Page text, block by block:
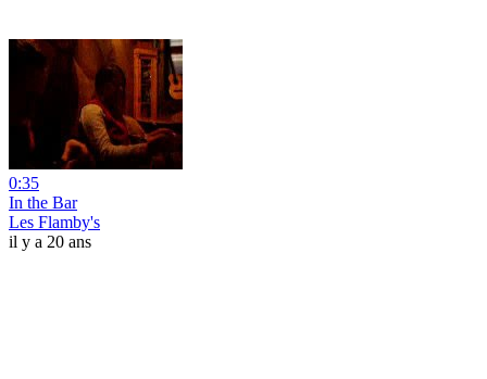
0:35
In the Bar
Les Flamby's
il y a 20 ans